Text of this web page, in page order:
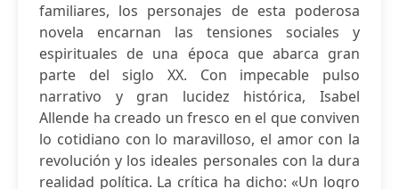
familiares, los personajes de esta poderosa
novela encarnan las tensiones sociales y
espirituales de una época que abarca gran
parte del siglo XX. Con impecable pulso
narrativo y gran lucidez histórica, Isabel
Allende ha creado un fresco en el que conviven
lo cotidiano con lo maravilloso, el amor con la
revolución y los ideales personales con la dura
realidad política. La crítica ha dicho: «Un logro